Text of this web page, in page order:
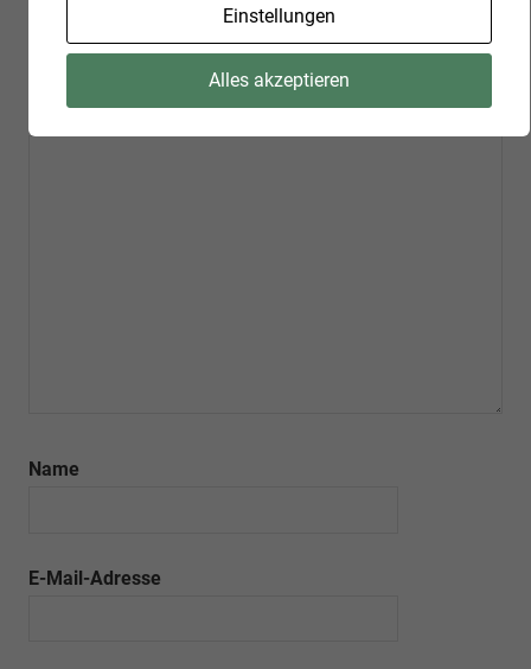
Deine E-Mail-Adresse wird nicht veröffentlicht.
Erforderliche Felder sind mit*markiert
Kommentar*
Name
E-Mail-Adresse
Einstellungen
Alles akzeptieren